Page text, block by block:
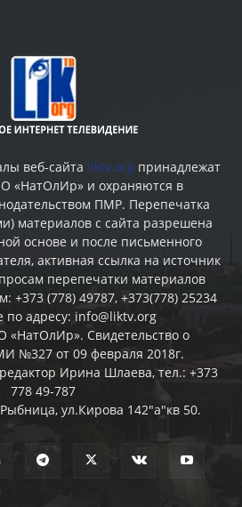
веб-сайта liktv.org принадлежат
«НатОлИр» и охраняются в
ПМР. Перепечатка
материалов c сайта разрешена
основе и после письменного
активная ссылка на источник
перепечатки материалов
+373 (778) 49787, +373(778) 25234
адресу: info@liktv.org
«НатОлИр». Свидетельство о
№327 от 09 февраля 2018г.
Ирина Шлаева, тел.: +373
778 49-787
ул.Кирова 142"а"кв 50.